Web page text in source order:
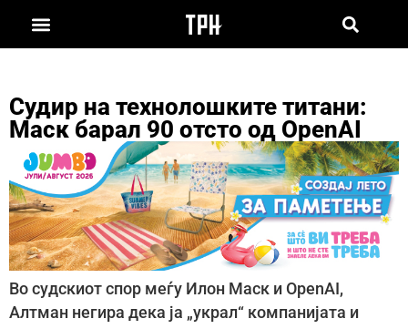
Судир на технолошките титани:
Маск барал 90 отсто од OpenAI
Во судскиот спор меѓу Илон Маск и OpenAI,
Алтман негира дека ја „украл“ компанијата и